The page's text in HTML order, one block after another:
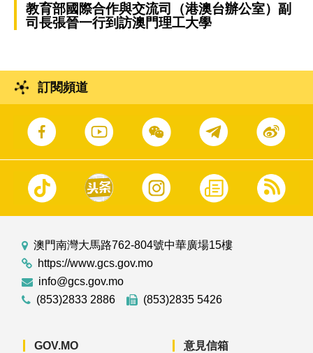
教育部國際合作與交流司（港澳台辦公室）副
司長張晉一行到訪澳門理工大學
訂閱頻道
澳門南灣大馬路762-804號中華廣場15樓
https://www.gcs.gov.mo
info@gcs.gov.mo
(853)2833 2886
(853)2835 5426
GOV.MO 意見信箱